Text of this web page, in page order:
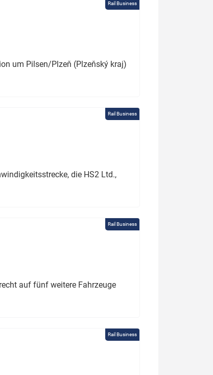
Rail Business
um Pilsen/Plzeň (Plzeňský kraj)
Rail Business
die HS2 Ltd.,
Rail Business
auf fünf weitere Fahrzeuge
Rail Business